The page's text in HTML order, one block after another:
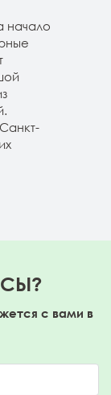
начало
с вами в